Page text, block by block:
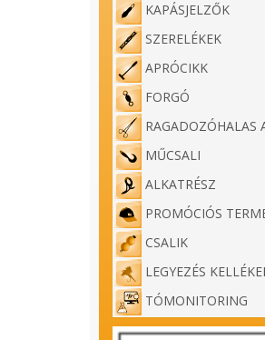
KAPÁSJELZŐK
SZERELÉKEK
APRÓCIKK
FORGÓ
RAGADOZÓHALAS
MŰCSALI
ALKATRÉSZ
PROMÓCIÓS
CSALIK
LEGYEZÉS KELLÉKEI
TÓMONITORING